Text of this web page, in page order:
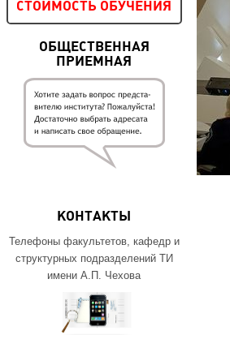
СТОИМОСТЬ ОБУЧЕНИЯ
ОБЩЕСТВЕННАЯ
ПРИЕМНАЯ
КОНТАКТЫ
Телефоны факультетов, кафедр и
структурных подразделений ТИ
имени А.П. Чехова